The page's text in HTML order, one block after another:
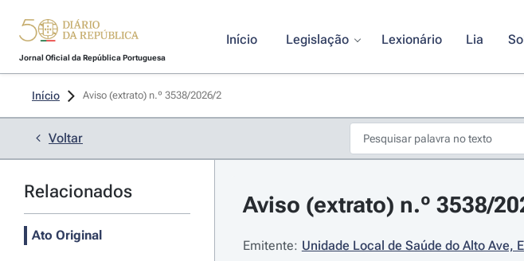
Jornal Oficial da República Portuguesa
Início Legislação Lexionário Lia
Início Aviso (extrato) n.º 3538/2026/2
Voltar
Relacionados
Ato Original
Aviso (extrato) n.º 3538/
Emitente: Unidade Local de Saúde do Alto Ave,